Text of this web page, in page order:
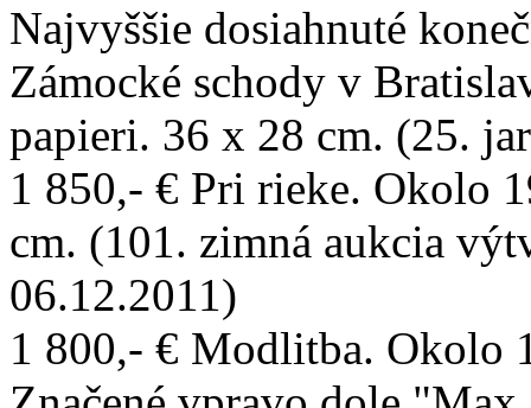
Najvyššie dosiahnuté
Zámocké schody v
papieri. 36 x 28 cm. (25.
1 850,- € Pri rieke. Okolo
cm. (101. zimná aukcia
06.12.2011)
1 800,- € Modlitba. Okolo